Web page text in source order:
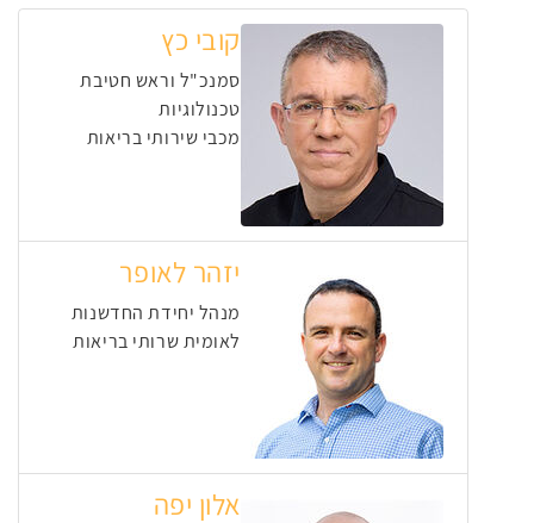
קובי כץ
סמנכ"ל וראש חטיבת
טכנולוגיות
מכבי שירותי בריאות
יזהר לאופר
מנהל יחידת החדשנות
לאומית שרותי בריאות
אלון יפה